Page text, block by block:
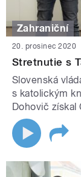
Zahraniční
20. prosinec 2020
Stretnutie s
Slovenská
s katolickým
Dohovič získal